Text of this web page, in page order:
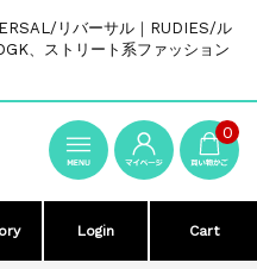
リバーサル｜RUDIES/ル
、ストリート系ファッション
0
Login Cart